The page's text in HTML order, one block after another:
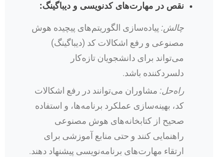
نقص در مهارت‌های کدنویسی و دیباگینگ:
چالش: پیاده‌سازی الگوریتم‌های پیچیده هوش
مصنوعی و رفع اشکالات کد (دیباگینگ)
می‌تواند برای دانشجویان تازه‌کار
دلسردکننده باشد.
راه‌حل: مشاوران می‌توانند در رفع اشکالات
کد، بهینه‌سازی عملکرد برنامه‌ها، و استفاده
صحیح از کتابخانه‌های هوش مصنوعی
راهنمایی کنند و حتی منابع آموزشی برای
ارتقاء مهارت‌های برنامه‌نویسی پیشنهاد دهند.